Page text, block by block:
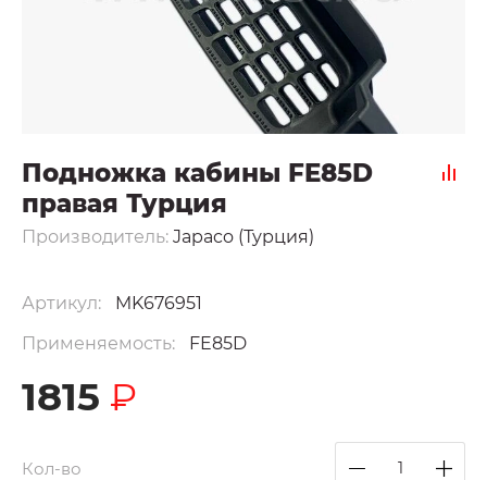
Подножка кабины FE85D
правая Турция
Производитель: Japaco (Турция)
Артикул:
MK676951
Применяемость:
FE85D
1815 ₽
Кол-во